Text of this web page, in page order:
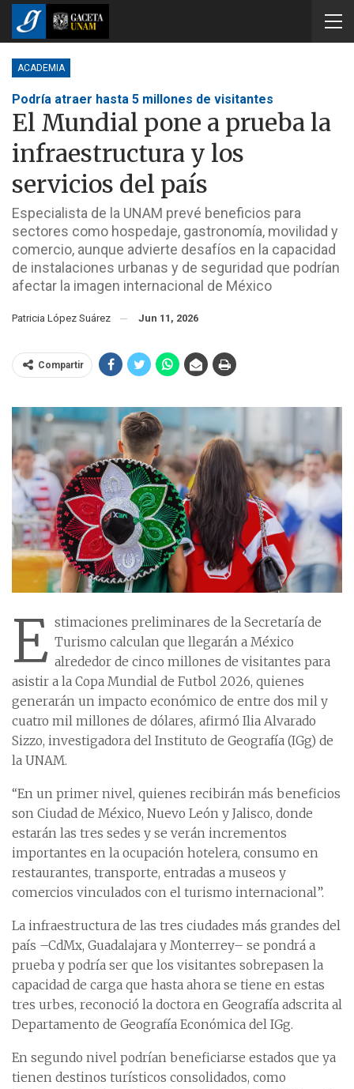
ACADEMIA
Podría atraer hasta 5 millones de visitantes
El Mundial pone a prueba la
infraestructura y los
servicios del país
Especialista de la UNAM prevé beneficios para
sectores como hospedaje, gastronomía, movilidad y
comercio, aunque advierte desafíos en la capacidad
de instalaciones urbanas y de seguridad que podrían
afectar la imagen internacional de México
Patricia López Suárez Jun 11, 2026
Compartir
E stimaciones preliminares de la Secretaría de
Turismo calculan que llegarán a México
alrededor de cinco millones de visitantes para
asistir a la Copa Mundial de Futbol 2026, quienes
generarán un impacto económico de entre dos mil y
cuatro mil millones de dólares, afirmó Ilia Alvarado
Sizzo, investigadora del Instituto de Geografía (IGg) de
la UNAM.
“En un primer nivel, quienes recibirán más beneficios
son Ciudad de México, Nuevo León y Jalisco, donde
estarán las tres sedes y se verán incrementos
importantes en la ocupación hotelera, consumo en
restaurantes, transporte, entradas a museos y
comercios vinculados con el turismo internacional”.
La infraestructura de las tres ciudades más grandes del
país –CdMx, Guadalajara y Monterrey– se pondrá a
prueba y podría ser que los visitantes sobrepasen la
capacidad de carga que hasta ahora se tiene en estas
tres urbes, reconoció la doctora en Geografía adscrita al
Departamento de Geografía Económica del IGg.
En segundo nivel podrían beneficiarse estados que ya
tienen destinos turísticos consolidados, como